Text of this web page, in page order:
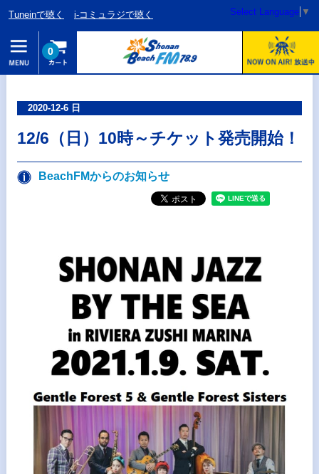
Tuneinで聴く i-コミュラジで聴く Select Language ▼
0
2020-12-6 日
12/6（日）10時～チケット発売開始！
BeachFMからのお知らせ